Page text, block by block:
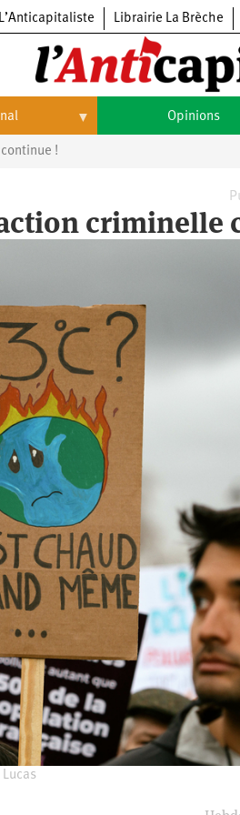
L’Anticapitaliste Librairie La Brèche
Opinions
!
criminelle